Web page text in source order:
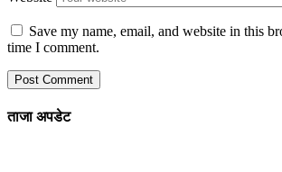
Save my name, email, and website in this
time I comment.
ताजा अपडेट